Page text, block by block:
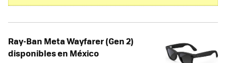
Ray-Ban Meta Wayfarer (Gen 2)
disponibles en México